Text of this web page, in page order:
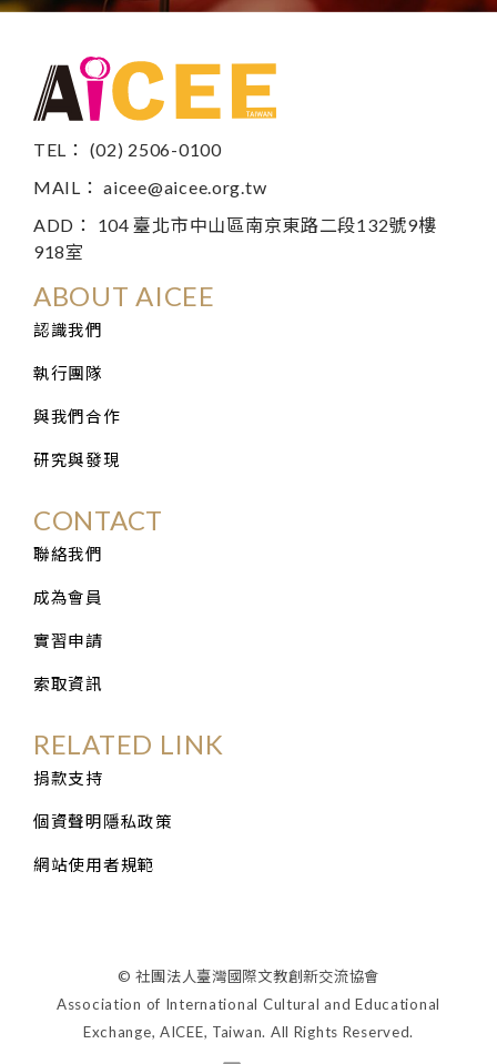
TEL： (02) 2506-0100
MAIL：aicee@aicee.org.tw
ADD： 104 臺北市中山區南京東路二段132號9樓
918室
ABOUT AICEE
認識我們
執行團隊
與我們合作
研究與發現
CONTACT
聯絡我們
成為會員
實習申請
索取資訊
RELATED LINK
捐款支持
個資聲明隱私政策
網站使用者規範
© 社團法人臺灣國際文教創新交流協會
Association of International Cultural and Educational
Exchange, AICEE, Taiwan. All Rights Reserved.